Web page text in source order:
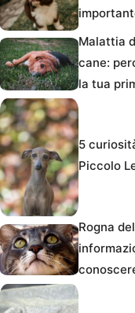
Malattia
cane:
la tua
5
Piccolo
Rogna